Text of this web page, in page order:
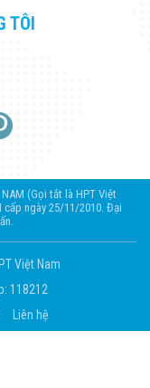
TÔI
NAM (Gọi tắt là HPT Việt
cấp ngày 25/11/2010. Đại
Việt Nam
118212
Liên hệ